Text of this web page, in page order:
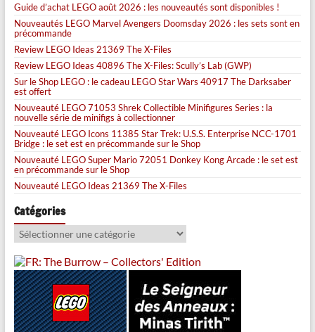
Guide d’achat LEGO août 2026 : les nouveautés sont disponibles !
Nouveautés LEGO Marvel Avengers Doomsday 2026 : les sets sont en
précommande
Review LEGO Ideas 21369 The X-Files
Review LEGO Ideas 40896 The X-Files: Scully’s Lab (GWP)
Sur le Shop LEGO : le cadeau LEGO Star Wars 40917 The Darksaber
est offert
Nouveauté LEGO 71053 Shrek Collectible Minifigures Series : la
nouvelle série de minifigs à collectionner
Nouveauté LEGO Icons 11385 Star Trek: U.S.S. Enterprise NCC-1701
Bridge : le set est en précommande sur le Shop
Nouveauté LEGO Super Mario 72051 Donkey Kong Arcade : le set est
en précommande sur le Shop
Nouveauté LEGO Ideas 21369 The X-Files
Catégories
Catégories